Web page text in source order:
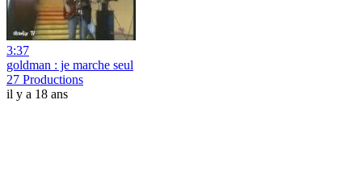
3:37
goldman : je marche seul
27 Productions
il y a 18 ans